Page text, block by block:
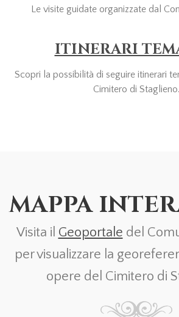
Le visite guidate organizzate dal
ITINERARI
Scopri la possibilità di seguire itinerari
Cimitero di Staglieno.
MAPPA
Visita il Geoportale del
per visualizzare la
opere del Cimitero di